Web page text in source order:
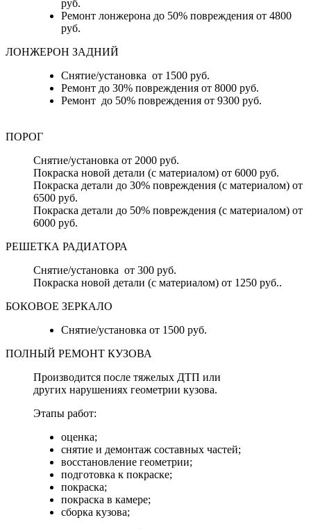
руб.
Ремонт лонжерона до 50% повреждения от 4800
руб.
ЛОНЖЕРОН ЗАДНИЙ
Снятие/установка от 1500 руб.
Ремонт до 30% повреждения от 8000 руб.
Ремонт до 50% повреждения от 9300 руб.
ПОРОГ
Снятие/установка от 2000 руб.
Покраска новой детали (с материалом) от 6000 руб.
Покраска детали до 30% повреждения (с материалом) от
6500 руб.
Покраска детали до 50% повреждения (с материалом) от
6000 руб.
РЕШЕТКА РАДИАТОРА
Снятие/установка от 300 руб.
Покраска новой детали (с материалом) от 1250 руб..
БОКОВОЕ ЗЕРКАЛО
Снятие/установка от 1500 руб.
ПОЛНЫЙ РЕМОНТ КУЗОВА
Производится после тяжелых ДТП или
других нарушениях геометрии кузова.
Этапы работ:
оценка;
снятие и демонтаж составных частей;
восстановление геометрии;
подготовка к покраске;
покраска;
покраска в камере;
сборка кузова;